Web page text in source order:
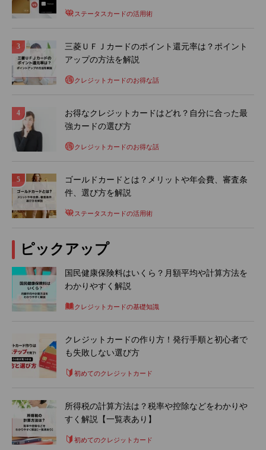
ステータスカードの活用術
三菱ＵＦＪカードのポイント還元率は？ポイント
アップの方法を解説
クレジットカードのお得な話
お得なクレジットカードはどれ？自分に合った最
強カードの選び方
クレジットカードのお得な話
ゴールドカードとは？メリットや年会費、審査条
件、選び方を解説
ステータスカードの活用術
ピックアップ
国民健康保険料はいくら？月額平均や計算方法を
わかりやすく解説
クレジットカードの基礎知識
クレジットカードの作り方！発行手順と初心者で
も失敗しない選び方
初めてのクレジットカード
所得税の計算方法は？税率や控除などをわかりや
すく解説【一覧表あり】
初めてのクレジットカード